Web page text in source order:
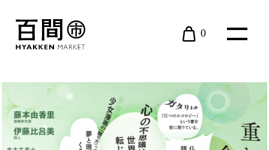
0
現在カート内に商品はございません。